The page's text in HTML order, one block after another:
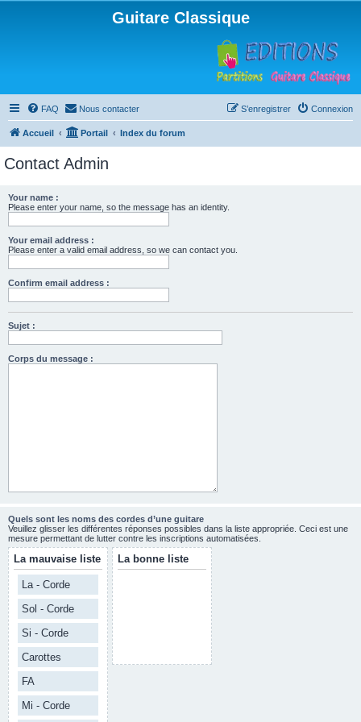
Guitare Classique
FAQ Nous contacter Connexion
S’enregistrer
Accueil Portail Index du forum
Contact Admin
Your name :
Please enter your name, so the message has an identity.
Your email address :
Please enter a valid email address, so we can contact you.
Confirm email address :
Sujet :
Corps du message :
Quels sont les noms des cordes d’une guitare
Veuillez glisser les différentes réponses possibles dans la liste appropriée. Ceci est une
mesure permettant de lutter contre les inscriptions automatisées.
La mauvaise liste
La - Corde
Sol - Corde
Si - Corde
Carottes
FA
Mi - Corde
La bonne liste